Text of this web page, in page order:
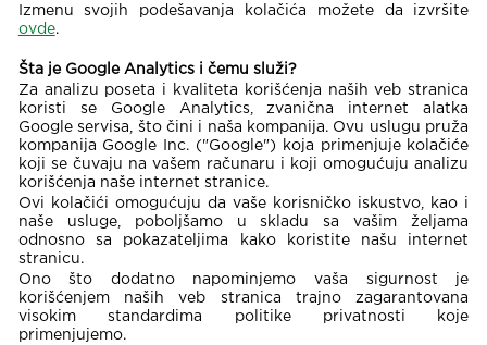
Izmenu svojih podešavanja kolačića možete da izvršite
ovde.
Šta je Google Analytics i čemu služi?
Za analizu poseta i kvaliteta korišćenja naših veb stranica
koristi se Google Analytics, zvanična internet alatka
Google servisa, što čini i naša kompanija. Ovu uslugu pruža
kompanija Google Inc. ("Google") koja primenjuje kolačiće
koji se čuvaju na vašem računaru i koji omogućuju analizu
korišćenja naše internet stranice.
Ovi kolačići omogućuju da vaše korisničko iskustvo, kao i
naše usluge, poboljšamo u skladu sa vašim željama
odnosno sa pokazateljima kako koristite našu internet
stranicu.
Ono što dodatno napominjemo vaša sigurnost je
korišćenjem naših veb stranica trajno zagarantovana
visokim standardima politike privatnosti koje
primenjujemo.